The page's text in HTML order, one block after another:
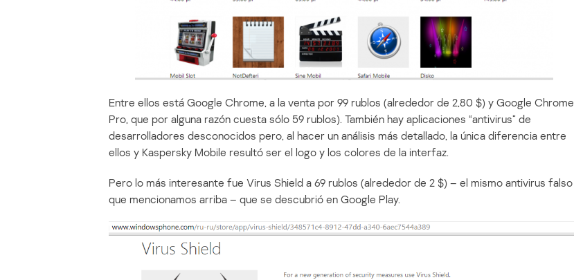
Entre ellos está Google Chrome, a la venta por 99 rublos (alrededor de 2,80 $) y Google Chrome
Pro, que por alguna razón cuesta sólo 59 rublos). También hay aplicaciones “antivirus” de
desarrolladores desconocidos pero, al hacer un análisis más detallado, la única diferencia entre
ellos y Kaspersky Mobile resultó ser el logo y los colores de la interfaz.
Pero lo más interesante fue Virus Shield a 69 rublos (alrededor de 2 $) – el mismo antivirus falso
que mencionamos arriba – que se descubrió en Google Play.